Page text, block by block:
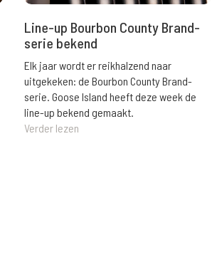
Line-up Bourbon County Brand-
serie bekend
Elk jaar wordt er reikhalzend naar
uitgekeken: de Bourbon County Brand-
serie. Goose Island heeft deze week de
line-up bekend gemaakt.
Verder lezen